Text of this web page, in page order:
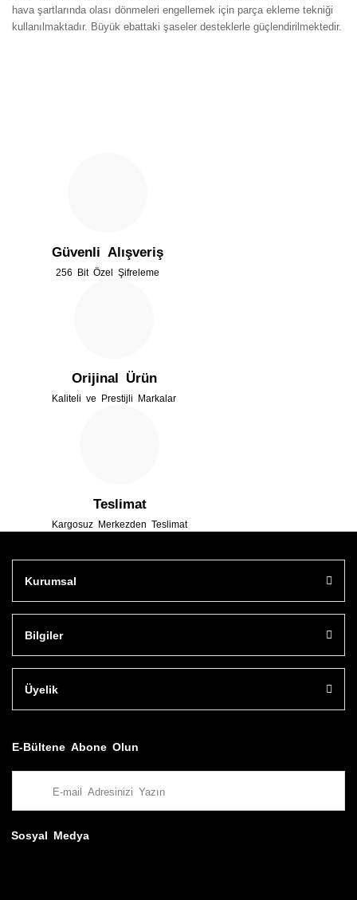
hava şartlarında olası dönmeleri engellemek için parça ekleme tekniği
kullanılmaktadır. Büyük ebattaki şaseler desteklerle güçlendirilmektedir.
Ürün bilgilerinde hatalar bulunuyor.
Ürün fiyatı diğer sitelerden daha pahalı.
Güvenli Alışveriş
256 Bit Özel Şifreleme
Orijinal Ürün
Kaliteli ve Prestijli Markalar
Teslimat
Kargosuz Merkezden Teslimat
Kurumsal
Bilgiler
Üyelik
E-Bültene Abone Olun
Sosyal Medya